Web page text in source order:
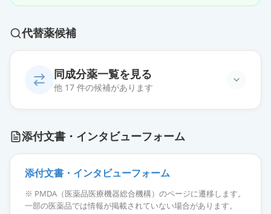
代替薬候補
同成分薬一覧を見る
他 17 件の候補があります
薬価 86859 円
濃厚血小板－LR「日赤」
添付文書・インタビューフォーム
添付文書・インタビューフォーム
※ PMDA（医薬品医療機器総合機構）のページに遷移します。
一部の医薬品では情報が掲載されていない場合があります。